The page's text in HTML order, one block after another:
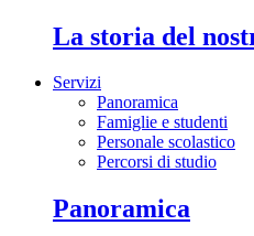
La storia del
Servizi
Panoramica
Famiglie e studenti
Personale scolastico
Percorsi di studio
Panoramica